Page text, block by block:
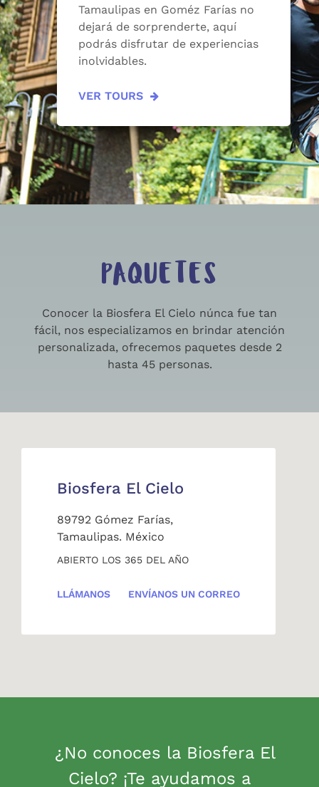
Tamaulipas en Goméz Farías no
dejará de sorprenderte, aquí
podrás disfrutar de experiencias
inolvidables.
VER TOURS
PAQUETES
Conocer la Biosfera El Cielo núnca fue tan
fácil, nos especializamos en brindar atención
personalizada, ofrecemos paquetes desde 2
hasta 45 personas.
Biosfera El Cielo
89792 Gómez Farías,
Tamaulipas. México
ABIERTO LOS 365 DEL AÑO
LLÁMANOS ENVÍANOS UN CORREO
¿No conoces la Biosfera El
Cielo? ¡Te ayudamos a